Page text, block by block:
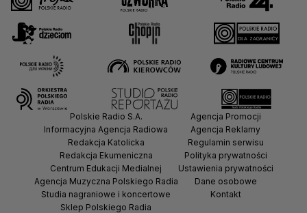
Polskie Radio S.A.
Informacyjna Agencja Radiowa
Redakcja Katolicka
Redakcja Ekumeniczna
Centrum Edukacji Medialnej
Agencja Muzyczna Polskiego Radia
Studia nagraniowe i koncertowe
Sklep Polskiego Radia
Agencja Promocji
Agencja Reklamy
Regulamin serwisu
Polityka prywatności
Ustawienia prywatności
Dane osobowe
Kontakt